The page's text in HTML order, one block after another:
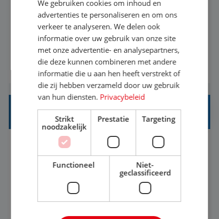
Met jouw ervaring in de reisbranche of
achtergrond in toerisme ben je klaar voor de
volgende stap. Vanaf je stoel reis je de hele
wereld over en speel je moeiteloos in op de
wensen van je team, je klant en wat er in de
reiswereld gebeurt. Met je enthousiasme weet je
klanten te overtuigen om die droomreis te
boeken! ...
BEKIJK VACATURE
REISADVISEUR ALLROUND
Aalsmeer, Noord-Holland, Nederland
33-36 uur
MBO
Een vakantie plannen is het leukste dat er is. Of
het nu voor jezelf is, of voor een ander: jij vindt
We gebruiken cookies om inhoud en
advertenties te personaliseren en om ons
verkeer te analyseren. We delen ook
informatie over uw gebruik van onze site
met onze advertentie- en analysepartners,
die deze kunnen combineren met andere
informatie die u aan hen heeft verstrekt of
die zij hebben verzameld door uw gebruik
van hun diensten. Privacybeleid
Strikt
noodzakelijk
Prestatie Targeting
Functioneel
Niet-
geclassificeerd